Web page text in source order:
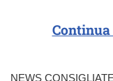
Continua